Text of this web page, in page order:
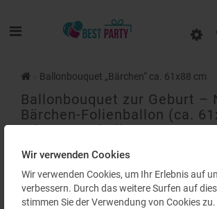
Wir verwenden Cookies
Wir verwenden Cookies, um Ihr Erlebnis auf
verbessern. Durch das weitere Surfen auf
stimmen Sie der Verwendung von Cookies
Ballonbouquet „Bärchen“ ca. 61x88 cm
Ballonbouquet zur Geburt –
Bärchen-Folienballon (ca.
mit 5 Latexballons
BEWERTUNGEN (0)